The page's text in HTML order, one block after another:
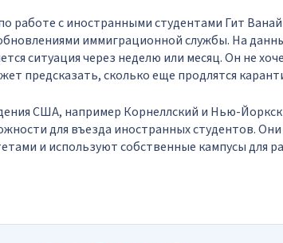
работе с иностранными студентами Гит
иммиграционной службы. На
ситуация через неделю или месяц. Он не
предсказать, сколько еще продлятся
США, например Корнеллский и Нью-
для въезда иностранных студентов.
и используют собственные кампусы для